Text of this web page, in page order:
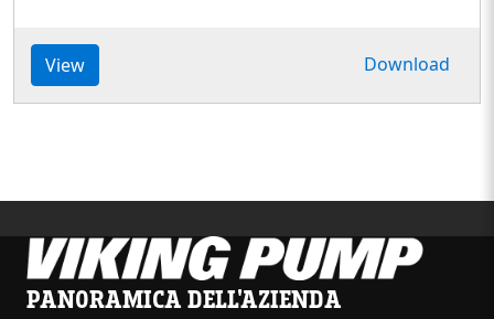
View Download
PANORAMICA DELL'AZIENDA